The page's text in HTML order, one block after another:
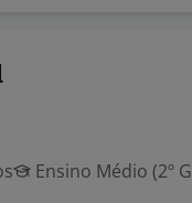
Ensino Médio (2º